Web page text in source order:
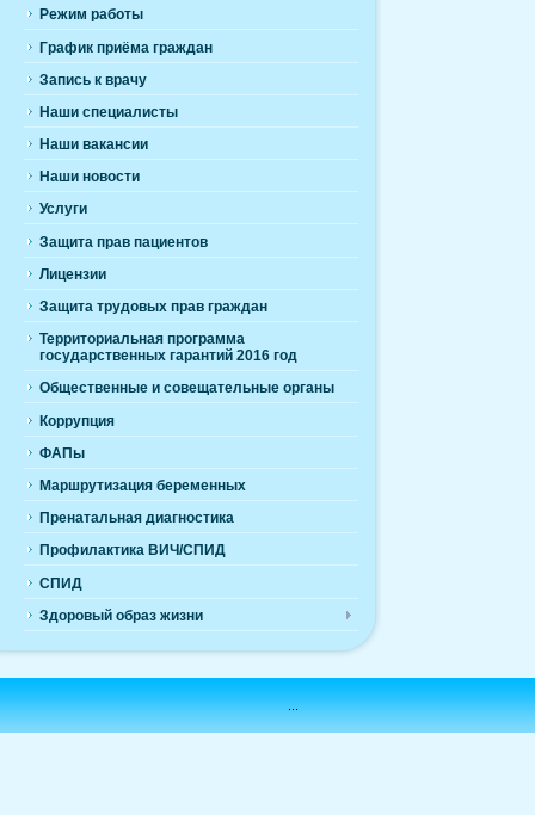
Режим работы
График приёма граждан
Запись к врачу
Наши специалисты
Наши вакансии
Наши новости
Услуги
Защита прав пациентов
Лицензии
Защита трудовых прав граждан
Территориальная программа
государственных гарантий 2016 год
Общественные и совещательные органы
Коррупция
ФАПы
Маршрутизация беременных
Пренатальная диагностика
Профилактика ВИЧ/СПИД
СПИД
Здоровый образ жизни
...